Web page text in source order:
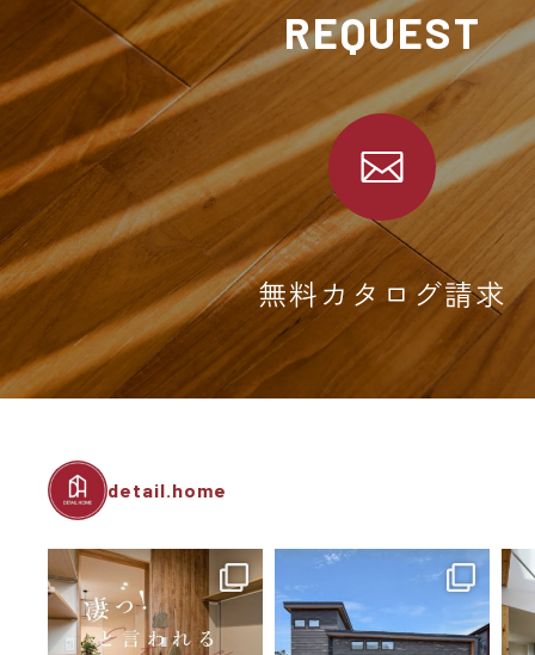
REQUEST
無料カタログ請求
detail.home